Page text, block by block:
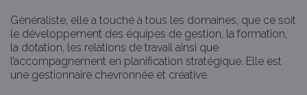
Généraliste, elle a touché à tous les domaines, que ce soit
le développement des équipes de gestion, la formation,
la dotation, les relations de travail ainsi que
l’accompagnement en planification stratégique. Elle est
une gestionnaire chevronnée et créative.